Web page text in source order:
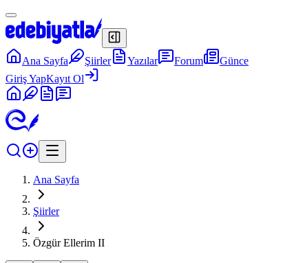
Ana Sayfa Şiirler Yazılar Forum
Günce
Giriş YapKayıt Ol
Ana Sayfa
Şiirler
Özgür Ellerim II